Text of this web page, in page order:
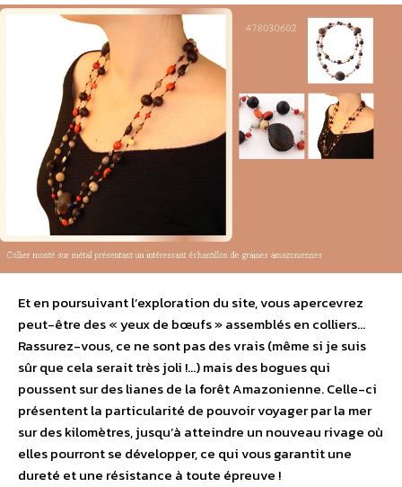
Et en poursuivant l’exploration du site, vous apercevrez
peut-être des « yeux de bœufs » assemblés en colliers…
Rassurez-vous, ce ne sont pas des vrais (même si je suis
sûr que cela serait très joli !…) mais des bogues qui
poussent sur des lianes de la forêt Amazonienne. Celle-ci
présentent la particularité de pouvoir voyager par la mer
sur des kilomètres, jusqu’à atteindre un nouveau rivage où
elles pourront se développer, ce qui vous garantit une
dureté et une résistance à toute épreuve !